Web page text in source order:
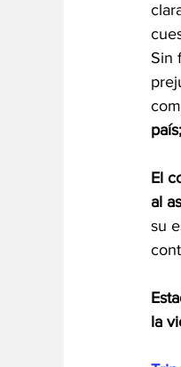
Sin
país;
El
al
su
la